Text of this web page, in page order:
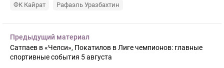
ФК Кайрат Рафаэль Уразбахтин
Предыдущий материал
Сатпаев в «Челси», Покатилов в Лиге чемпионов: главные
спортивные события 5 августа